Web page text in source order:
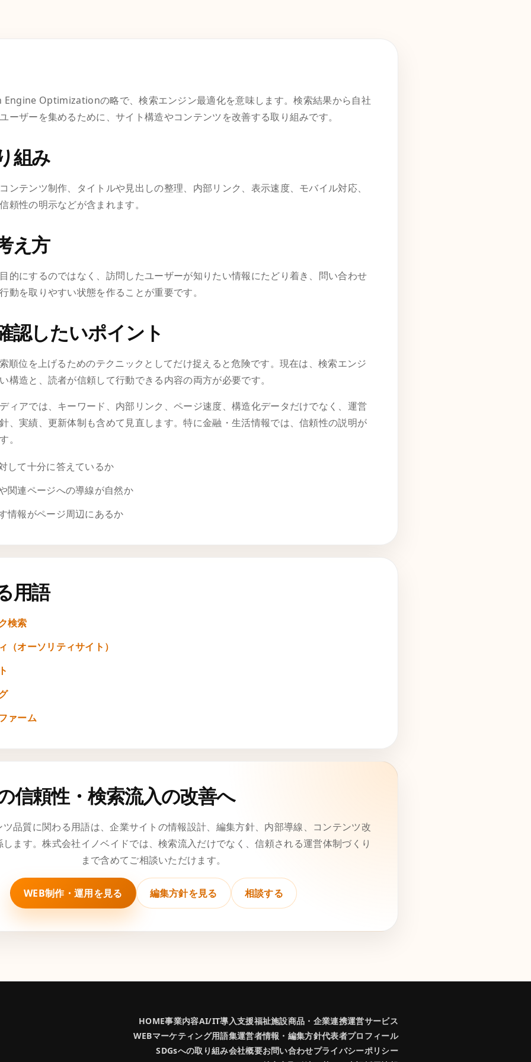
Engine Optimizationの略で、検索エンジン最適化を意味します。検索結果から自社
ーザーを集めるために、サイト構造やコンテンツを改善する取り組みです。
組み
ンテンツ制作、タイトルや見出しの整理、内部リンク、表示速度、モバイル対応、
頼性の明示などが含まれます。
え方
的にするのではなく、訪問したユーザーが知りたい情報にたどり着き、問い合わせ
動を取りやすい状態を作ることが重要です。
認したいポイント
順位を上げるためのテクニックとしてだけ捉えると危険です。現在は、検索エンジ
構造と、読者が信頼して行動できる内容の両方が必要です。
ィアでは、キーワード、内部リンク、ページ速度、構造化データだけでなく、運営
、実績、更新体制も含めて見直します。特に金融・生活情報では、信頼性の説明が
。
して十分に答えているか
関連ページへの導線が自然か
情報がページ周辺にあるか
用語
検索
（オーソリティサイト）
ァーム
信頼性・検索流入の改善へ
ツ品質に関わる用語は、企業サイトの情報設計、編集方針、内部導線、コンテンツ改
ます。株式会社イノベイドでは、検索流入だけでなく、信頼される運営体制づくり
まで含めてご相談いただけます。
WEB制作・運用を見る 編集方針を見る 相談する
HOME事業内容AI/IT導入支援福祉施設商品・企業連携運営サービス
WEBマーケティング用語集運営者情報・編集方針代表者プロフィール
SDGsへの取り組み会社概要お問い合わせプライバシーポリシー